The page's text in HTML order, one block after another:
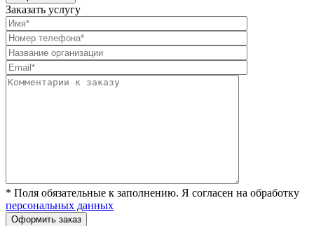
Заказать услугу
* Поля обязательные к заполнению. Я согласен на обработку
персональных данных